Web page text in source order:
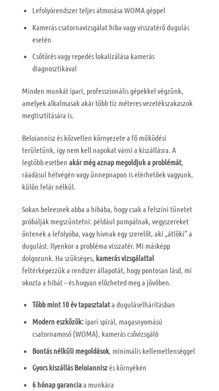
Lefolyórendszer teljes átmosása WOMA géppel
Kamerás csatornavizsgálat hiba vagy visszatérő dugulás
esetén
Csőtörés vagy repedés lokalizálása kamerás
diagnosztikával
Minden munkát ipari, professzionális gépekkel végzünk,
amelyek alkalmasak akár több tíz méteres vezetékszakaszok
megtisztítására is.
Beloiannisz és közvetlen környezete a fő működési
területünk, így nem kell napokat várni a kiszállásra. A
legtöbb esetben akár még aznap megoldjuk a problémát,
ráadásul hétvégén vagy ünnepnapon is elérhetőek vagyunk,
külön felár nélkül.
Sokan beleesnek abba a hibába, hogy csak a felszíni tünetet
próbálják megszüntetni: például pumpálnak, vegyszereket
öntenek a lefolyóba, vagy hívnak egy szerelőt, aki „átlöki” a
dugulást. Ilyenkor a probléma visszatér. Mi másképp
dolgozunk. Ha szükséges, kamerás vizsgálattal
feltérképezzük a rendszer állapotát, hogy pontosan lásd, mi
okozta a hibát – és hogyan előzheted meg a jövőben.
Több mint 10 év tapasztalata duguláselhárításban
Modern eszközök:ipari spirál, magasnyomású
csatornamosó (WOMA), kamerás csővizsgáló
Bontás nélküli megoldások, minimális kellemetlenséggel
Gyors kiszállás Beloianniszés környékén
6 hónap garanciaa munkára